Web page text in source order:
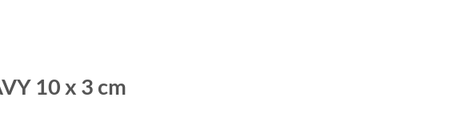
10 x 3 cm